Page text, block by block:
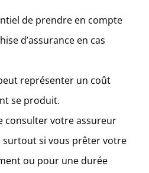
de prendre en compte
d’assurance en cas
représenter un coût
se produit.
consulter votre assureur
si vous prêter votre
ou pour une durée